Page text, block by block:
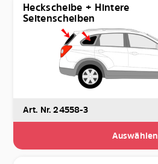
Heckscheibe + Hintere
Seitenscheiben
Art. Nr. 24558-3
Auswählen